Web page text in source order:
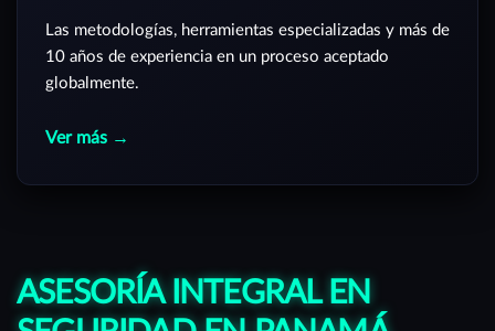
Las metodologías, herramientas especializadas y más de
10 años de experiencia en un proceso aceptado
globalmente.
Ver más →
ASESORÍA INTEGRAL EN